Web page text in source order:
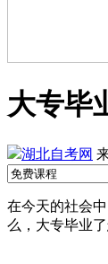
大专毕
湖北自考网
在今天的社会
么，大专毕业